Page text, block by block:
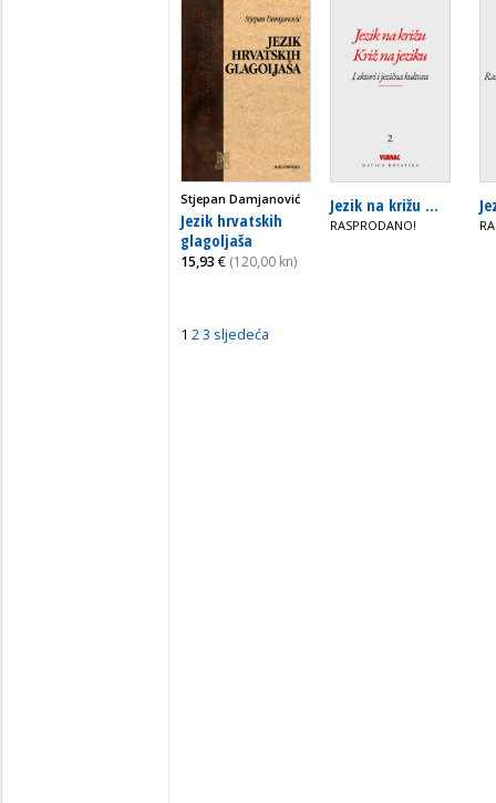
Stjepan Damjanović
Jezik hrvatskih
glagoljaša
15,93 € (120,00 kn)
Jezik na križu ...
RASPRODANO!
1 23 sljedeća